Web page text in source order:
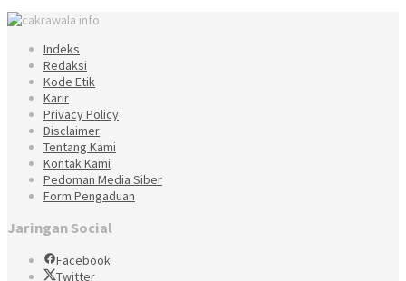
Indeks
Redaksi
Kode Etik
Karir
Privacy Policy
Disclaimer
Tentang Kami
Kontak Kami
Pedoman Media Siber
Form Pengaduan
Jaringan Social
Facebook
Twitter